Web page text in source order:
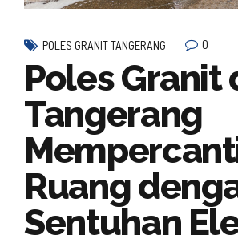
POLES GRANIT TANGERANG 0
Poles Granit
Tangerang
Ruang
Sentuhan